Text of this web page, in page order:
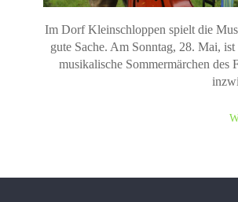
Im Dorf Kleinschloppen spielt die
gute Sache. Am Sonntag, 28. Mai,
musikalische Sommermärchen des